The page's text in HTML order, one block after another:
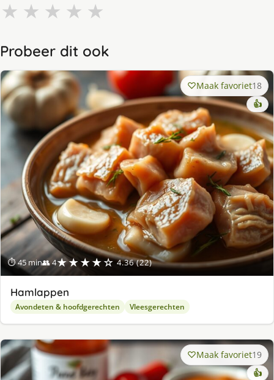
★ ★ ★ ★ ★
Probeer dit ook
⏱ 45 min👥 4★★★★☆ 4.36 (22)
Maak favoriet18
👍
Hamlappen
Avondeten & hoofdgerechten Vleesgerechten
Maak favoriet19
👍